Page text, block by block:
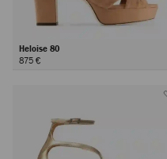
Heloise 80
875 €